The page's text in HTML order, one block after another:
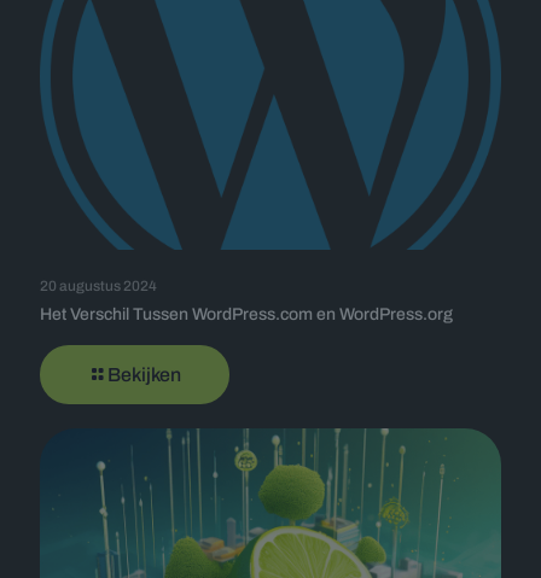
20 augustus 2024
Het Verschil Tussen WordPress.com en WordPress.org
Bekijken